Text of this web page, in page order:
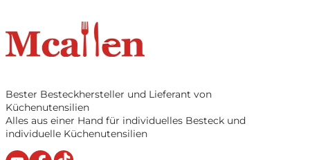
Bester Besteckhersteller und Lieferant von
Küchenutensilien
Alles aus einer Hand für individuelles Besteck und
individuelle Küchenutensilien